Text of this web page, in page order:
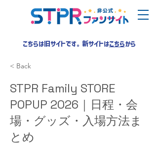
こちらは旧サイトです。新サイトはこちらから
< Back
STPR Family STORE
POPUP 2026｜日程・会
場・グッズ・入場方法ま
とめ